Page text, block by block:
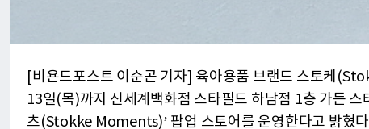
[비욘드포스트 이순곤 기자] 육아용품 브랜드 스토케
13일(목)까지 신세계백화점 스타필드 하남점 1층 가든 스
츠(Stokke Moments)’ 팝업 스토어를 운영한다고 밝혔